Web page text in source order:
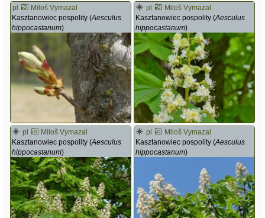
pl
Miloš Vymazal
Kasztanowiec pospolity (Aesculus
hippocastanum)
pl
Miloš Vymazal
Kasztanowiec pospolity (Aesculus
hippocastanum)
pl
Miloš Vymazal
Kasztanowiec pospolity (Aesculus
hippocastanum)
pl
Miloš Vymazal
Kasztanowiec pospolity (Aesculus
hippocastanum)